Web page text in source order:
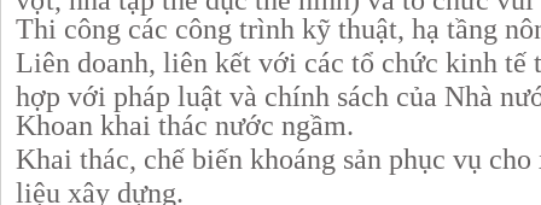
Thi công các công trình kỹ thuật, hạ tầng
Liên doanh, liên kết với các tổ chức kinh tế
hợp với pháp luật và chính sách của Nhà
Khoan khai thác nước ngầm.
Khai thác, chế biến khoáng sản phục vụ
liệu xây dựng.